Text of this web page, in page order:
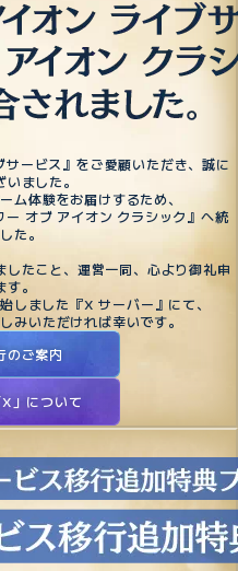
ービス』をご愛顧いただき、誠に
ました。
ム体験をお届けするため、
オブ アイオン クラシック』へ統
た。
たこと、運営一同、心より御礼申
。
しました『X サーバー』にて、
みいただければ幸いです。
のご案内
」について